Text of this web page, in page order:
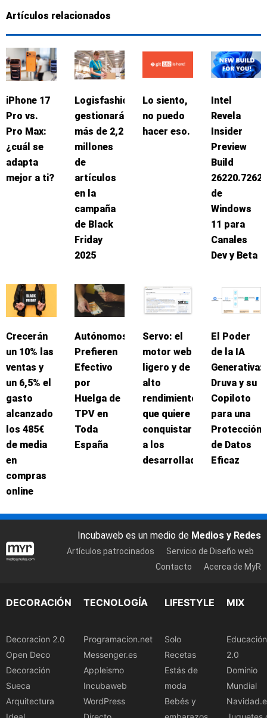
Artículos relacionados
iPhone 17
Pro vs.
Pro Max:
¿cuál se
adapta
mejor a ti?
Logisfashion
gestionará
más de 2,2
millones
de
artículos
en la
campaña
de Black
Friday
2025
Lo siento,
no puedo
hacer eso.
Intel
Revela
Insider
Preview
Build
26220.7262
de
Windows
11 para
Canales
Dev y Beta
Crecerán
un 10% las
ventas y
un 6,5% el
gasto
alcanzado
los 485€
de media
en
compras
online
Autónomos
Prefieren
Efectivo
por
Huelga de
TPV en
Toda
España
Servo: el
motor web
ligero y de
alto
rendimiento
que quiere
conquistar
a los
desarrolladores
El Poder
de la IA
Generativa:
Druva y su
Copiloto
para una
Protección
de Datos
Eficaz
Incubaweb es un medio de Medios y Redes
Artículos patrocinados
Servicio de Diseño web
Contacto
Acerca de MyR
DECORACIÓN
Decoracion 2.0
Open Deco
Decoración
Sueca
Arquitectura
TECNOLOGÍA
Programacion.net
Messenger.es
Appleismo
Incubaweb
WordPress
LIFESTYLE
Solo
Recetas
Estás de
moda
Bebés y
MIX
Educación
2.0
Dominio
Mundial